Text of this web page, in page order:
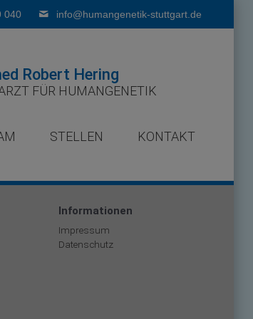
040 info@humangenetik-stuttgart.de
Robert Hering
FÜR HUMANGENETIK
STELLEN KONTAKT
Informationen
Impressum
Datenschutz